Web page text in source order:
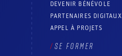
DEVENIR BÉNÉVOLE
PARTENAIRES DIGITAUX
APPEL À PROJETS
SE FORMER